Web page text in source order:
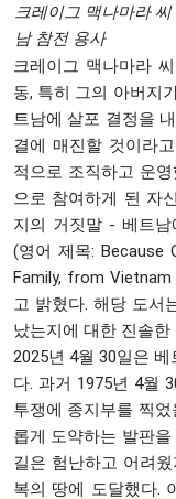
크레이그 맥나마라
남 참전 용사
크레이그 맥나마라
동, 특히 그의 아버지
트남에 살포 결정을
결에 매진할 것이라
적으로 조직하고 운
으로 참여하게 된 자
지의 거짓말 - 베트남
(영어 제목: Because
Family, from
고 밝혔다. 해당 도서
났는지에 대한 진솔
2025년 4월 30일은
다. 과거 1975년 4월
투쟁에 종지부를 찍
롭게 도약하는 발판
길은 험난하고 어려
복의 땅에 도달했다.